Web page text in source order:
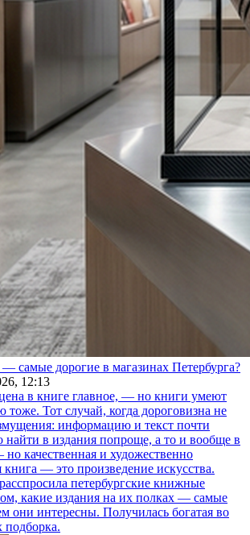
самые дорогие в магазинах Петербурга?
12:13
в книге главное, — но книги умеют
тоже. Тот случай, когда дороговизна не
информацию и текст почти
найти в издания попроще, а то и вообще в
качественная и художественно
— это произведение искусства.
петербургские книжные
какие издания на их полках — самые
они интересны. Получилась богатая во
подборка.